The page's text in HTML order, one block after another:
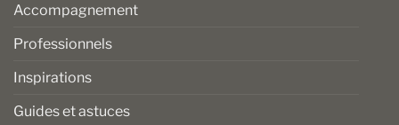
Accompagnement
Professionnels
Inspirations
Guides et astuces